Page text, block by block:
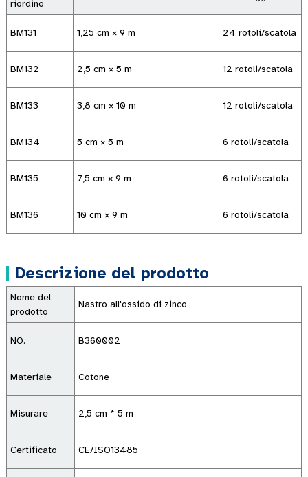
riordino
BM131 1,25 cm × 9 m 24 rotoli/scatola
BM132 2,5 cm × 5 m 12 rotoli/scatola
BM133 3,8 cm × 10 m 12 rotoli/scatola
BM134 5 cm × 5 m 6 rotoli/scatola
BM135 7,5 cm × 9 m 6 rotoli/scatola
BM136 10 cm × 9 m 6 rotoli/scatola
Descrizione del prodotto
Nome del
prodotto
Nastro all'ossido di zinco
NO. B360002
Materiale Cotone
Misurare 2,5 cm * 5 m
Certificato CE/ISO13485